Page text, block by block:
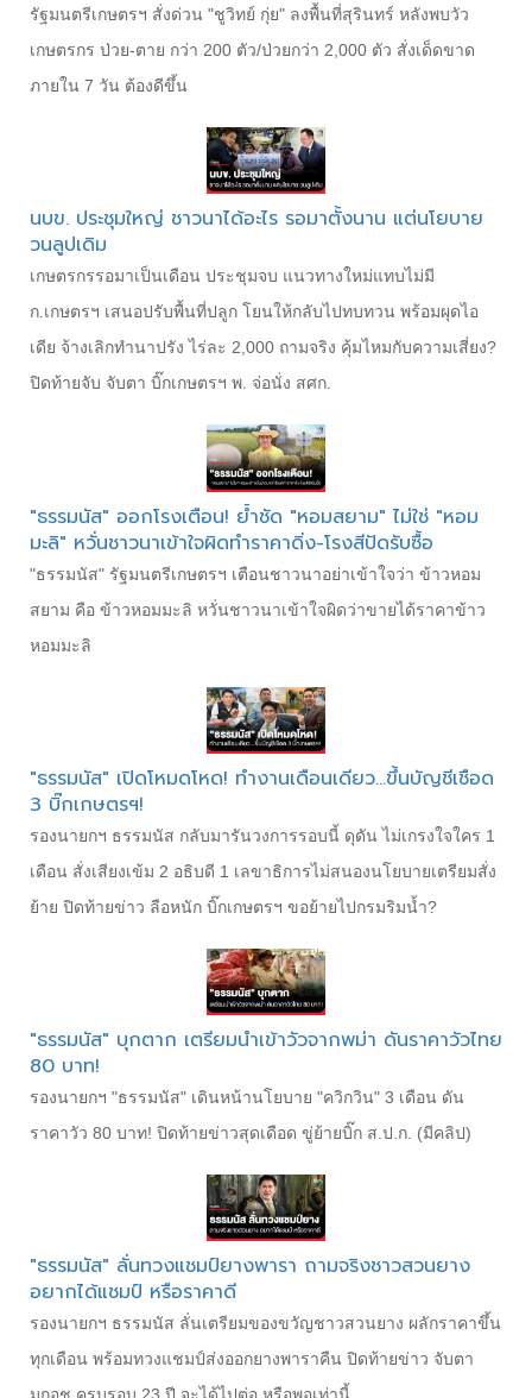
​รัฐมนตรีเกษตรฯ สั่งด่วน "ชูวิทย์ กุ่ย" ลงพื้นที่สุรินทร์ หลังพบวัว
เกษตรกร ป่วย-ตาย กว่า 200 ตัว/ป่วยกว่า 2,000 ตัว สั่งเด็ดขาด
ภายใน 7 วัน ต้องดีขึ้น
นบข. ประชุมใหญ่ ชาวนาได้อะไร รอมาตั้งนาน แต่นโยบาย
วนลูปเดิม
เกษตรกรรอมาเป็นเดือน ประชุมจบ แนวทางใหม่แทบไม่มี
ก.เกษตรฯ เสนอปรับพื้นที่ปลูก โยนให้กลับไปทบทวน พร้อมผุดไอ
เดีย จ้างเลิกทำนาปรัง ไร่ละ 2,000 ถามจริง คุ้มไหมกับความเสี่ยง?
ปิดท้ายจับ จับตา บิ๊กเกษตรฯ พ. จ่อนั่ง สศก.
​"ธรรมนัส" ออกโรงเตือน! ย้ำชัด "หอมสยาม" ไม่ใช่ "หอม
มะลิ" หวั่นชาวนาเข้าใจผิดทำราคาดิ่ง-โรงสีปัดรับซื้อ
"ธรรมนัส" รัฐมนตรีเกษตรฯ เตือนชาวนาอย่าเข้าใจว่า ข้าวหอม
สยาม คือ ข้าวหอมมะลิ หวั่นชาวนาเข้าใจผิดว่าขายได้ราคาข้าว
หอมมะลิ
"ธรรมนัส" เปิดโหมดโหด! ทำงานเดือนเดียว...ขึ้นบัญชีเชือด
3 บิ๊กเกษตรฯ!
รองนายกฯ ธรรมนัส กลับมารันวงการรอบนี้ ดุดัน ไม่เกรงใจใคร 1
เดือน สั่งเสียงเข้ม 2 อธิบดี 1 เลขาธิการไม่สนองนโยบายเตรียมสั่ง
ย้าย ปิดท้ายข่าว ลือหนัก บิ๊กเกษตรฯ ขอย้ายไปกรมริมน้ำ?
"ธรรมนัส" บุกตาก เตรียมนำเข้าวัวจากพม่า ดันราคาวัวไทย
80 บาท!
รองนายกฯ "ธรรมนัส" เดินหน้านโยบาย "ควิกวิน" 3 เดือน ดัน
ราคาวัว 80 บาท! ปิดท้ายข่าวสุดเดือด ขู่ย้ายบิ๊ก ส.ป.ก. (มีคลิป)
"ธรรมนัส" ลั่นทวงแชมป์ยางพารา ถามจริงชาวสวนยาง
อยากได้แชมป์ หรือราคาดี
รองนายกฯ ธรรมนัส ลั่นเตรียมของขวัญชาวสวนยาง ผลักราคาขึ้น
ทุกเดือน พร้อมทวงแชมป์ส่งออกยางพาราคืน ปิดท้ายข่าว จับตา